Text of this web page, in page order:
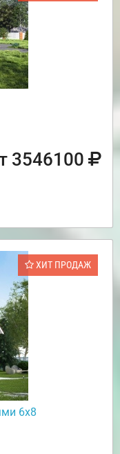
3546100
ХИТ ПРОДАЖ
6х8